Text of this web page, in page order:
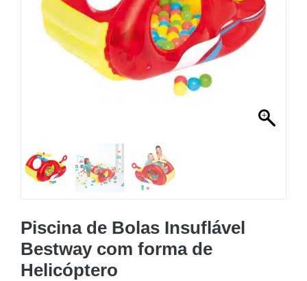
MOBILIÁRIO INSUFLÁVEL
CAMPISMO
ACESSÓRIOS PARA PISCINAS
PEÇAS DE SUBSTITUIÇÃO PARA PISCINAS
Piscina de Bolas Insuflável
Bestway com forma de
Helicóptero